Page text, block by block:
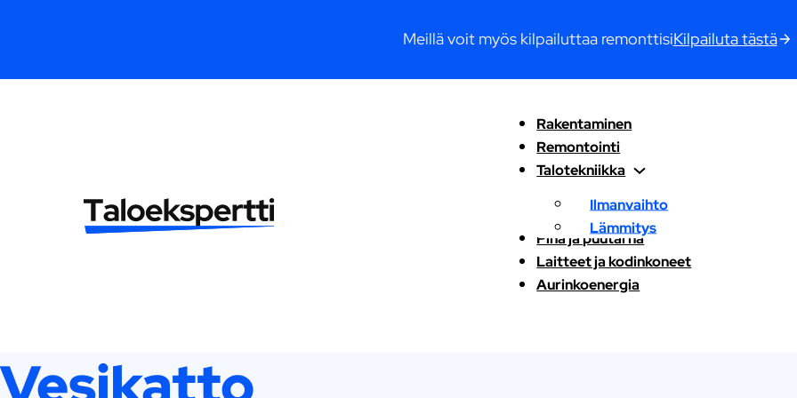
Meillä voit myös kilpailuttaa remonttisiKilpailuta tästä
Rakentaminen
Remontointi
Talotekniikka
Ilmanvaihto
Lämmitys
Piha ja puutarha
Laitteet ja kodinkoneet
Aurinkoenergia